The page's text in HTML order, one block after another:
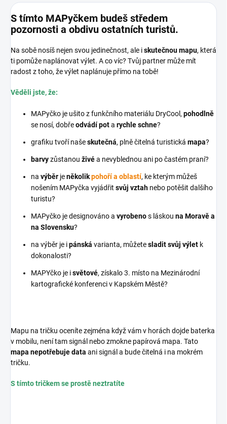
S tímto MAPyčkem budeš středem
pozornosti a obdivu ostatních turistů.
Na sobě nosíš nejen svou jedinečnost, ale iskutečnou mapu, která
ti pomůže naplánovat výlet. A co víc? Tvůj partner může mít
radost z toho, že výlet naplánuje přímo na tobě!
Věděli jste, že:
MAPyčko je ušito z funkčního materiálu DryCool, pohodlně
se nosí, dobřeodvádí pota rychle schne?
grafiku tvoří našeskutečná, plně čitelná turistická mapa?
barvyzůstanou živéa nevyblednou ani po častém praní?
na výběr jeněkolikpohoří a oblastí, ke kterým můžeš
nošením MAPyčka vyjádřit svůj vztah nebo potěšit dalšího
turistu?
MAPyčko je designováno a vyrobenos láskou na Moravě a
na Slovensku?
na výběr je ipánská varianta, můžetesladit svůj výlet k
dokonalosti?
MAPYčko je isvětové, získalo 3. místo na Mezinárodní
kartografické konferenci v Kapském Městě?
Mapu na tričku oceníte zejména když vám v horách dojde baterka
v mobilu, není tam signál nebo zmokne papírová mapa. Tato
mapa nepotřebuje data ani signál a bude čitelná i na mokrém
tričku.
S tímto tričkem se prostě neztratíte